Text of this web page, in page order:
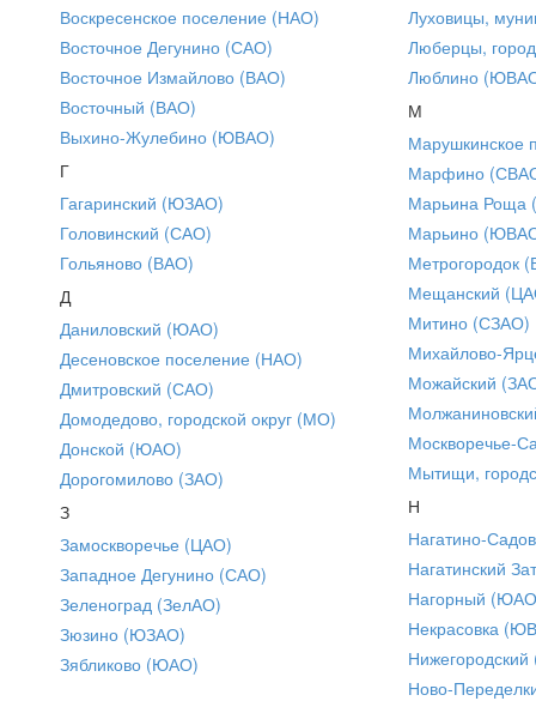
Воскресенское поселение (НАО)
Восточное Дегунино (САО)
Восточное Измайлово (ВАО)
Восточный (ВАО)
Выхино-Жулебино (ЮВАО)
Г
Гагаринский (ЮЗАО)
Головинский (САО)
Гольяново (ВАО)
Д
Даниловский (ЮАО)
Десеновское поселение (НАО)
Дмитровский (САО)
Домодедово, городской округ (МО)
Донской (ЮАО)
Дорогомилово (ЗАО)
З
Замоскворечье (ЦАО)
Западное Дегунино (САО)
Зеленоград (ЗелАО)
Зюзино (ЮЗАО)
Зябликово (ЮАО)
Луховицы,
Люберцы,
Люблино
М
Марушкинское
Марфино
Марьина Роща
Марьино
Метрогородок
Мещанский
Митино (СЗАО)
Михайлово-
Можайский
Москворечье-
Мытищи,
Н
Нагатино-
Нагатинский
Нагорный
Некрасовка
Ново-